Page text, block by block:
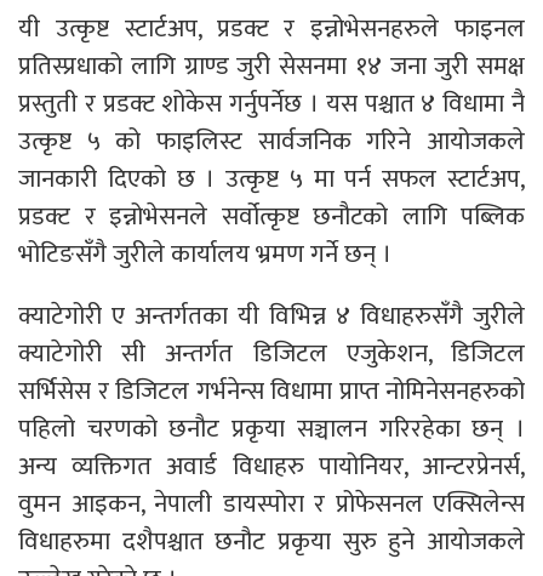
यी उत्कृष्ट स्टार्टअप, प्रडक्ट र इन्नोभेसनहरुले फाइनल
प्रतिस्प्रधाको लागि ग्राण्ड जुरी सेसनमा १४ जना जुरी समक्ष
प्रस्तुती र प्रडक्ट शोकेस गर्नुपर्नेछ । यस पश्चात ४ विधामा नै
उत्कृष्ट ५ को फाइलिस्ट सार्वजनिक गरिने आयोजकले
जानकारी दिएको छ । उत्कृष्ट ५ मा पर्न सफल स्टार्टअप,
प्रडक्ट र इन्नोभेसनले सर्वोत्कृष्ट छनौटको लागि पब्लिक
भोटिङसँगै जुरीले कार्यालय भ्रमण गर्ने छन् ।
क्याटेगोरी ए अन्तर्गतका यी विभिन्न ४ विधाहरुसँगै जुरीले
क्याटेगोरी सी अन्तर्गत डिजिटल एजुकेशन, डिजिटल
सर्भिसेस र डिजिटल गर्भनेन्स विधामा प्राप्त नोमिनेसनहरुको
पहिलो चरणको छनौट प्रकृया सञ्चालन गरिरहेका छन् ।
अन्य व्यक्तिगत अवार्ड विधाहरु पायोनियर, आन्टरप्रेनर्स,
वुमन आइकन, नेपाली डायस्पोरा र प्रोफेसनल एक्सिलेन्स
विधाहरुमा दशैपश्चात छनौट प्रकृया सुरु हुने आयाेजकले